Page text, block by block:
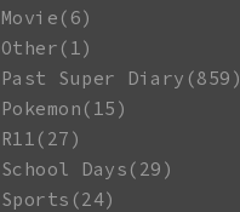
Movie(6)
Other(1)
Past Super Diary(859)
Pokemon(15)
R11(27)
School Days(29)
Sports(24)